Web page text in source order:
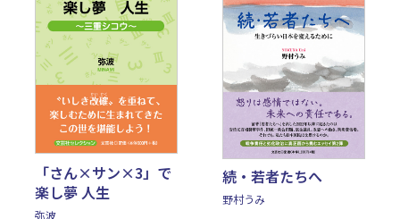
「さん×サン×3」で
楽し夢 人生
弥波
続・若者たちへ
野村うみ